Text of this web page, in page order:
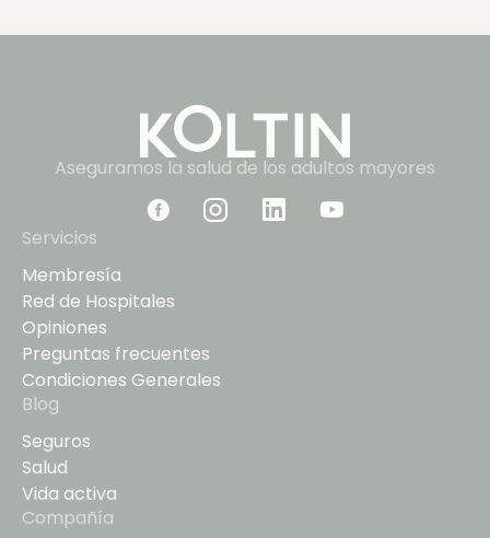
Aseguramos la salud de los adultos mayores
Servicios
Membresía
Red de Hospitales
Opiniones
Preguntas frecuentes
Condiciones Generales
Blog
Seguros
Salud
Vida activa
Compañía